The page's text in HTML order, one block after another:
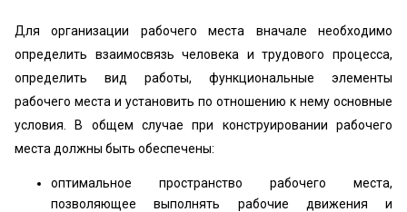
Для организации рабочего места вначале необходимо
определить взаимосвязь человека и трудового процесса,
определить вид работы, функциональные элементы
рабочего места и установить по отношению к нему основные
условия. В общем случае при конструировании рабочего
места должны быть обеспечены:
оптимальное пространство рабочего места,
позволяющее выполнять рабочие движения и